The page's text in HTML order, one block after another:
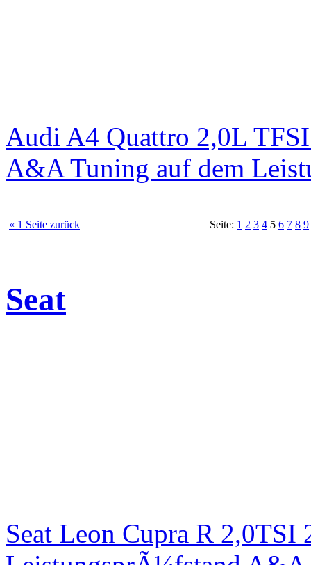
Audi A4 Quattro 2,0L
A&A Tuning auf dem
« 1 Seite zurück Seite: 1 2 3 4 5 6 7 8 9
Seat
Seat Leon Cupra R